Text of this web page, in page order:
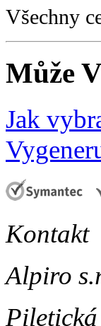
Všechny
Může
Jak
Kontakt
Alpiro